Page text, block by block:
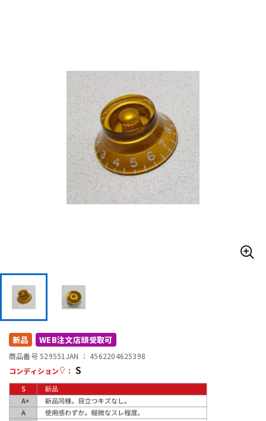
ドラム パーカッション
キーボード 電子ピアノ
その他楽器
DTM オンライン納品
配信/ライブ機器
中古 ヴィンテージ
新品 WEB注文店頭受取可
商品番号 529551 JAN ： 4562204625398
コンディション
： S